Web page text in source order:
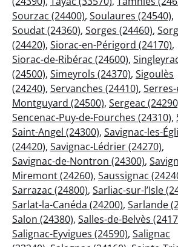
Sourzac (24400), Soulaures (24540),
Soudat (24360), Sorges (24460),
(24420), Siorac-en-Périgord (24170),
Siorac-de-Ribérac (24600),
(24500), Simeyrols (24370), Sigoulès
(24240), Servanches (24410),
Montguyard (24500), Sergeac
Sencenac-Puy-de-Fourches (24310),
Saint-Angel (24300), Savignac-les-
(24420), Savignac-Lédrier (24270),
Savignac-de-Nontron (24300),
Miremont (24260), Saussignac
Sarrazac (24800), Sarliac-sur-l’Isle
Sarlat-la-Canéda (24200), Sarlande
Salon (24380), Salles-de-Belvès
Salignac-Eyvigues (24590), Salignac